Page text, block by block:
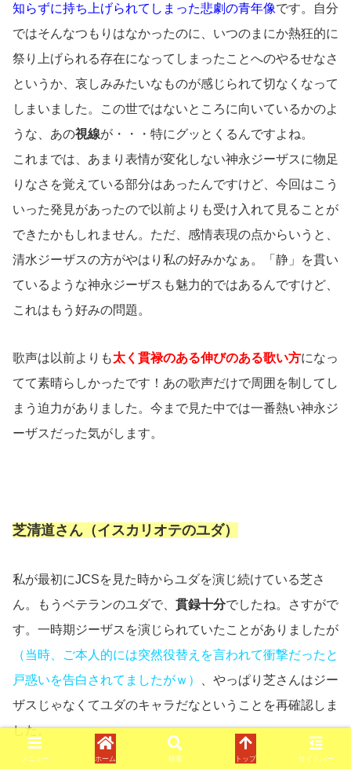
知らずに持ち上げられてしまった悲劇の青年像です。自分
ではそんなつもりはなかったのに、いつのまにか熱狂的に
祭り上げられる存在になってしまったことへのやるせなさ
というか、哀しみみたいなものが感じられて切なくなって
しまいました。この世ではないところに向いているかのよ
うな、あの視線が・・・特にグッとくるんですよね。
これまでは、あまり表情が変化しない神永ジーザスに物足
りなさを覚えている部分はあったんですけど、今回はこう
いった発見があったので以前よりも受け入れて見ることが
できたかもしれません。ただ、感情表現の点からいうと、
清水ジーザスの方がやはり私の好みかなぁ。「静」を貫い
ているような神永ジーザスも魅力的ではあるんですけど、
これはもう好みの問題。
歌声は以前よりも太く貫禄のある伸びのある歌い方になっ
てて素晴らしかったです！あの歌声だけで周囲を制してし
まう迫力がありました。今まで見た中では一番熱い神永ジ
ーザスだった気がします。
芝清道さん（イスカリオテのユダ）
私が最初にJCSを見た時からユダを演じ続けている芝さ
ん。もうベテランのユダで、 貫録十分でしたね。さすがで
す。一時期ジーザスを演じられていたことがありましたが
（当時、ご本人的には突然役替えを言われて衝撃だったと
戸惑いを告白されてましたがｗ）
、やっぱり芝さんはジー
ザスじゃなくてユダのキャラだなということを再確認しま
した。
メニュー ホーム 検索 トップ サイドバー